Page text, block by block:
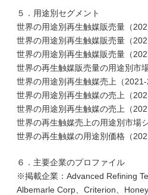
５．用途別セグメント
世界の用途別再生触媒販売量（
世界の用途別再生触媒販売量（
世界の用途別再生触媒販売量（
世界の再生触媒販売量の用途別市
世界の用途別再生触媒売上（2021-
世界の用途別再生触媒の売上（
世界の用途別再生触媒の売上（
世界の再生触媒売上の用途別市場
世界の再生触媒の用途別価格（
６．主要企業のプロファイル
※掲載企業：Advanced Refining
Albemarle Corp、Criterion、